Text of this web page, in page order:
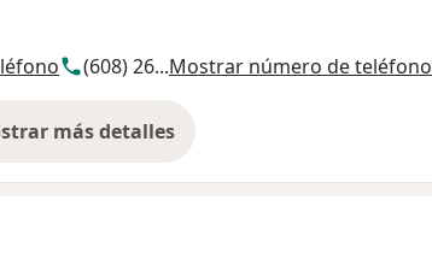
(608) 26...Mostrar número de teléfono
más detalles
sobre la dirección